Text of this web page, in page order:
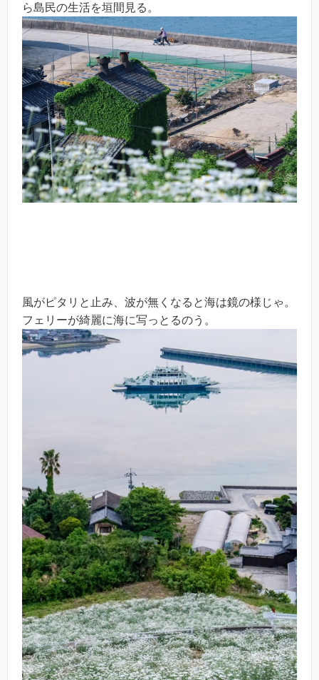
ら島民の生活を垣間見る。
風がピタリと止み、波が無くなると海は鏡の様じゃ。
フェリーが綺麗に海に写っとるのう。